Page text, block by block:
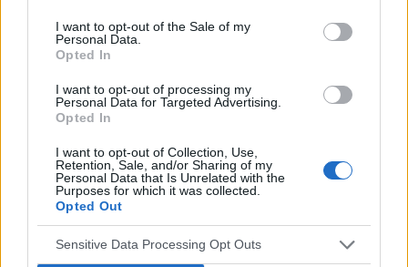
I want to opt-out of the Sale of my
Personal Data.
Opted In
I want to opt-out of processing my
Personal Data for Targeted Advertising.
Opted In
I want to opt-out of Collection, Use,
Retention, Sale, and/or Sharing of my
Personal Data that Is Unrelated with the
Purposes for which it was collected.
Opted Out
Sensitive Data Processing Opt Outs
POLECAMY TREŚCI Z KATEGORII
CHOROBY DZIECKA